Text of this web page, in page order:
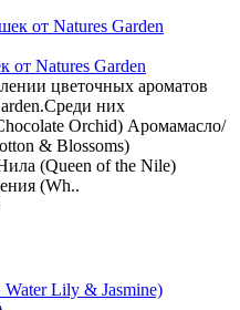
от Natures Garden
цветочных ароматов
них
Orchid) Аромамасло/
& Blossoms)
(Queen of the Nile)
(Wh..